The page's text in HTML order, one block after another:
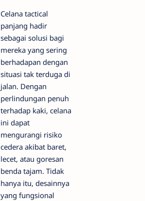
Celana tactical
panjang hadir
sebagai solusi bagi
mereka yang sering
berhadapan dengan
situasi tak terduga di
jalan. Dengan
perlindungan penuh
terhadap kaki, celana
ini dapat
mengurangi risiko
cedera akibat baret,
lecet, atau goresan
benda tajam. Tidak
hanya itu, desainnya
yang fungsional